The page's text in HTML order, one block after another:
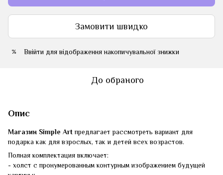
Замовити швидко
% Ввійти для відображення накопичувальної знижки
До обраного
Опис
Магазин Simple Artпредлагает рассмотреть вариант для
подарка как для взрослых, так и детей всех возрастов.
Полная комплектация включает:
- холст с пронумерованным контурным изображением будущей